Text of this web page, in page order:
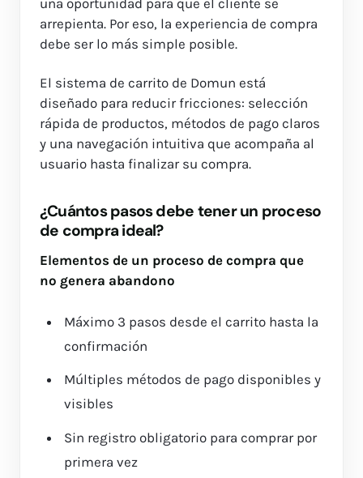
una oportunidad para que el cliente se
arrepienta. Por eso, la experiencia de compra
debe ser lo más simple posible.
El sistema de carrito de Domun está
diseñado para reducir fricciones: selección
rápida de productos, métodos de pago claros
y una navegación intuitiva que acompaña al
usuario hasta finalizar su compra.
¿Cuántos pasos debe tener un proceso
de compra ideal?
Elementos de un proceso de compra que
no genera abandono
Máximo 3 pasos desde el carrito hasta la
confirmación
Múltiples métodos de pago disponibles y
visibles
Sin registro obligatorio para comprar por
primera vez